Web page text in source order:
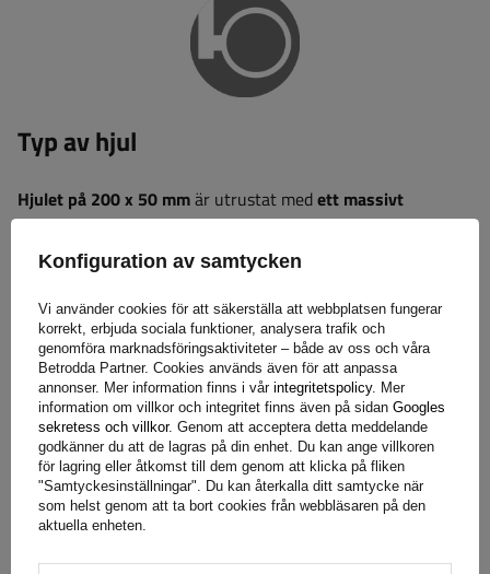
Typ av hjul
Hjulet på 200 x 50 mmär utrustat medett massivt
gummidäck, vilket eliminerar risken för punkteringar och
säkerställer hög hållbarhet under användning.
minskar konstruktionens totala vikt och är
motståndskraftiga mot korrosion och fukt, samtidigt som de
bibehåller tillräcklig styrka och stabilitet för dagligt bruk.
Korrosionsskydd
Konfiguration av samtycken
Vi använder cookies för att säkerställa att webbplatsen fungerar
korrekt, erbjuda sociala funktioner, analysera trafik och
genomföra marknadsföringsaktiviteter – både av oss och våra
Betrodda Partner. Cookies används även för att anpassa
annonser. Mer information finns i vår integritetspolicy. Mer
information om villkor och integritet finns även på sidan Googles
sekretess och villkor. Genom att acceptera detta meddelande
godkänner du att de lagras på din enhet. Du kan ange villkoren
för lagring eller åtkomst till dem genom att klicka på fliken
"Samtyckesinställningar". Du kan återkalla ditt samtycke när
som helst genom att ta bort cookies från webbläsaren på den
aktuella enheten.